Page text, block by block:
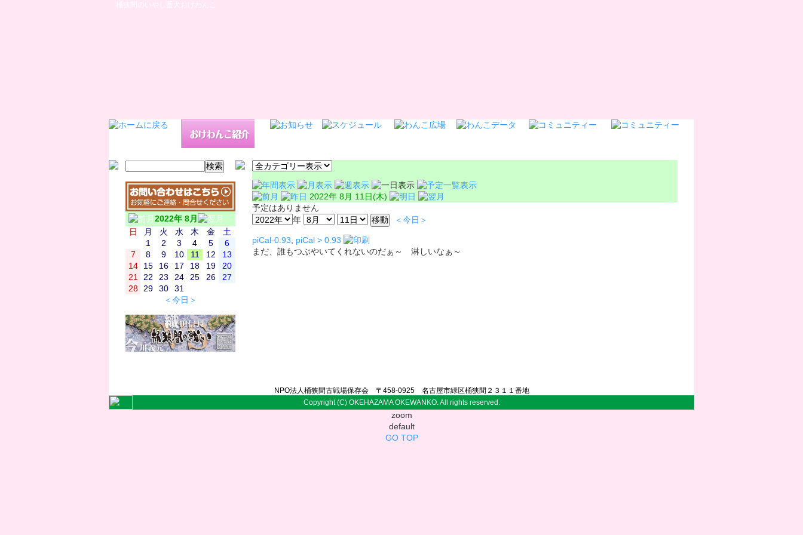
2022年 8月
日
月 火 水 木 金
土
1
2 3 4 5
6
7
8 9 10 11 12
13
14
15 16 17 18 19
20
21
22 23 24 25 26
27
28
29 30
31
＜今日＞
2022年 8月 11日(木)
予定はありません
年
＜今日＞
piCal-0.93, piCal > 0.93
まだ、誰もつぶやいてくれないのだぁ～ 淋しいなぁ～
NPO法人桶狭間古戦場保存会 〒458-0925 名古屋市緑区桶狭間２３１１番地
Copyright (C) OKEHAZAMA OKEWANKO. All rights reserved.
zoom
default
GO TOP